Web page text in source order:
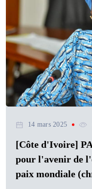
14 mars 2025
[Côte d'Ivoire]
pour l'avenir de
paix mondiale